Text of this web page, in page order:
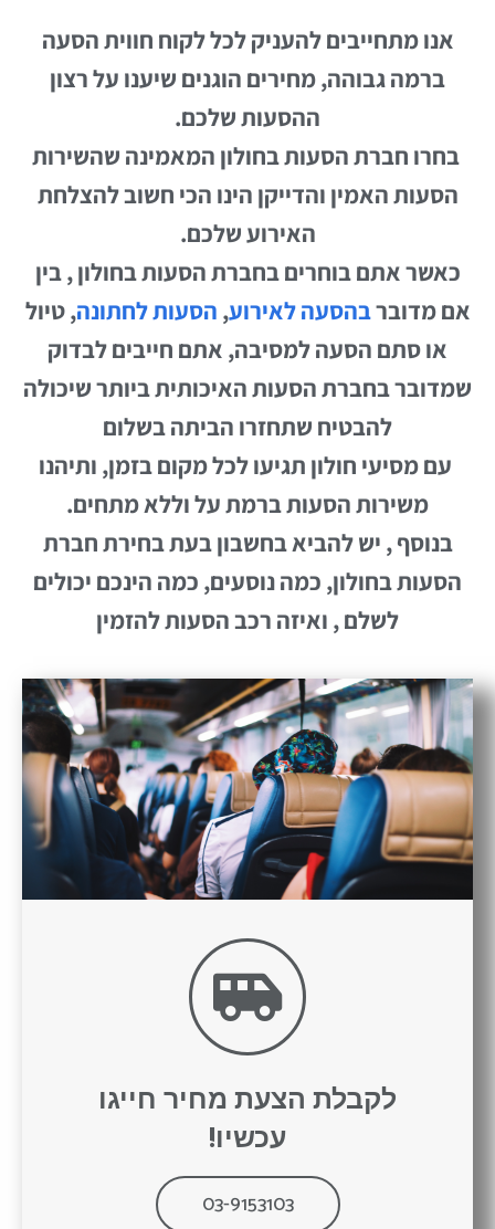
אנו מתחייבים להעניק לכל לקוח חווית הסעה
ברמה גבוהה, מחירים הוגנים שיענו על רצון
ההסעות שלכם.
בחרו חברת הסעות בחולון המאמינה שהשירות
הסעות האמין והדייקן הינו הכי חשוב להצלחת
האירוע שלכם.
כאשר אתם בוחרים בחברת הסעות בחולון , בין
אם מדוברבהסעה לאירוע, הסעות לחתונה, טיול
או סתם הסעה למסיבה, אתם חייבים לבדוק
שמדובר בחברת הסעות האיכותית ביותר שיכולה
להבטיח שתחזרו הביתה בשלום
עם מסיעי חולון תגיעו לכל מקום בזמן, ותיהנו
משירות הסעות ברמת על וללא מתחים.
בנוסף , יש להביא בחשבון בעת בחירת חברת
הסעות בחולון, כמה נוסעים, כמה הינכם יכולים
לשלם , ואיזה רכב הסעות להזמין
לקבלת הצעת מחיר חייגו
עכשיו​!
03-9153103